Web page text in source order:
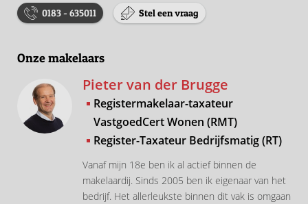
0183 - 635011 Stel een vraag
Onze makelaars
Pieter van der Brugge
Registermakelaar-taxateur
VastgoedCert Wonen (RMT)
Register-Taxateur Bedrijfsmatig (RT)
Vanaf mijn 18e ben ik al actief binnen de
makelaardij. Sinds 2005 ben ik eigenaar van het
bedrijf. Het allerleukste binnen dit vak is omgaan